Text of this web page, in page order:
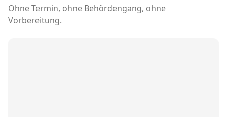
Ohne Termin, ohne Behördengang, ohne
Vorbereitung.